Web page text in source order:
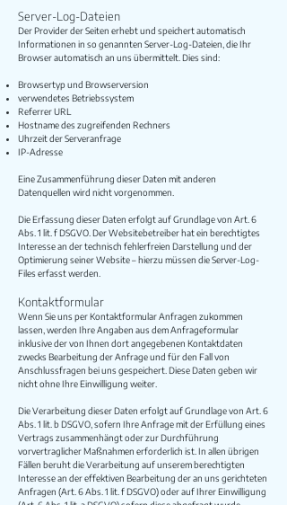
Server-Log-Dateien
Der Provider der Seiten erhebt und speichert automatisch
Informationen in so genannten Server-Log-Dateien, die Ihr
Browser automatisch an uns übermittelt. Dies sind:
Browsertyp und Browserversion
verwendetes Betriebssystem
Referrer URL
Hostname des zugreifenden Rechners
Uhrzeit der Serveranfrage
IP-Adresse
Eine Zusammenführung dieser Daten mit anderen
Datenquellen wird nicht vorgenommen.
Die Erfassung dieser Daten erfolgt auf Grundlage von Art. 6
Abs. 1 lit. f DSGVO. Der Websitebetreiber hat ein berechtigtes
Interesse an der technisch fehlerfreien Darstellung und der
Optimierung seiner Website – hierzu müssen die Server-Log-
Files erfasst werden.
Kontaktformular
Wenn Sie uns per Kontaktformular Anfragen zukommen
lassen, werden Ihre Angaben aus dem Anfrageformular
inklusive der von Ihnen dort angegebenen Kontaktdaten
zwecks Bearbeitung der Anfrage und für den Fall von
Anschlussfragen bei uns gespeichert. Diese Daten geben wir
nicht ohne Ihre Einwilligung weiter.
Die Verarbeitung dieser Daten erfolgt auf Grundlage von Art. 6
Abs. 1 lit. b DSGVO, sofern Ihre Anfrage mit der Erfüllung eines
Vertrags zusammenhängt oder zur Durchführung
vorvertraglicher Maßnahmen erforderlich ist. In allen übrigen
Fällen beruht die Verarbeitung auf unserem berechtigten
Interesse an der effektiven Bearbeitung der an uns gerichteten
Anfragen (Art. 6 Abs. 1 lit. f DSGVO) oder auf Ihrer Einwilligung